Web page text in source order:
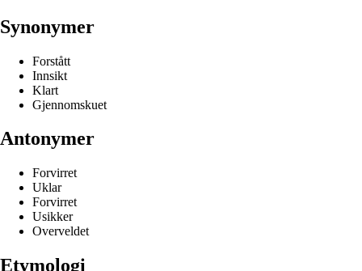
Synonymer
Forstått
Innsikt
Klart
Gjennomskuet
Antonymer
Forvirret
Uklar
Forvirret
Usikker
Overveldet
Etymologi